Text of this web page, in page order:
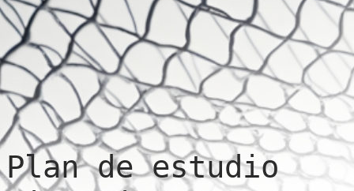
Plan de estudio